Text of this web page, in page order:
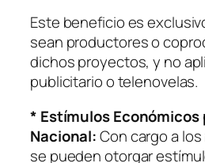
Este beneficio es
sean productores o
dichos proyectos, y no
publicitario o telenovelas.
* Estímulos Económicos
Nacional:Con cargo a
se pueden otorgar